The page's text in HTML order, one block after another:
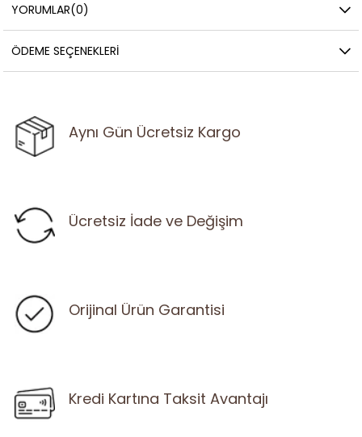
YORUMLAR(0)
ÖDEME SEÇENEKLERI
Aynı Gün Ücretsiz Kargo
Ücretsiz İade ve Değişim
Orijinal Ürün Garantisi
Kredi Kartına Taksit Avantajı